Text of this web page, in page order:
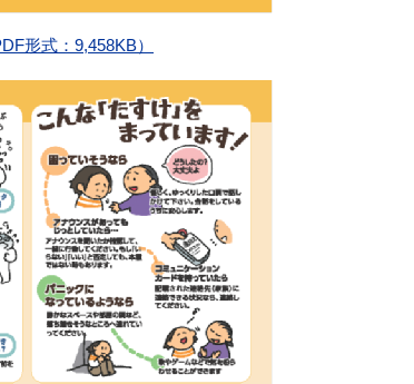
形式：9,458KB）